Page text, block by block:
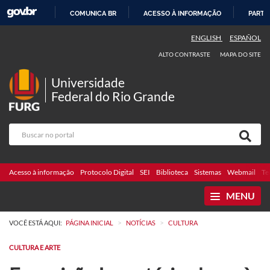
COMUNICA BR ACESSO À INFORMAÇÃO
ENGLISH ESPAÑOL
ALTO CONTRASTE MAPA DO SITE
Universidade
Federal do Rio Grande
Acesso à informação Protocolo Digital SEI Biblioteca Sistemas Webmail
MENU
VOCÊ ESTÁ AQUI: PÁGINA INICIAL > NOTÍCIAS > CULTURA
CULTURA E ARTE